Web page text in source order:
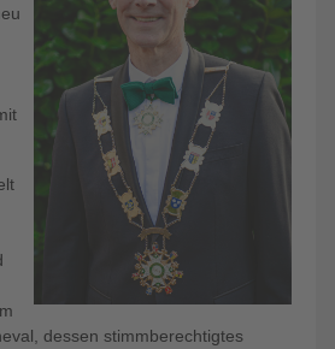
dessen stimmberechtigtes